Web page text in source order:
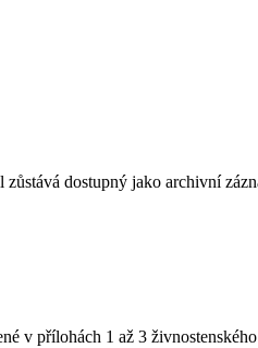
zůstává dostupný jako archivní
v přílohách 1 až 3